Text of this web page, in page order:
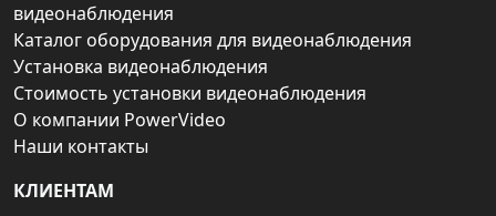
видеонаблюдения
Каталог оборудования для видеонаблюдения
Установка видеонаблюдения
Стоимость установки видеонаблюдения
О компании PowerVideo
Наши контакты
КЛИЕНТАМ